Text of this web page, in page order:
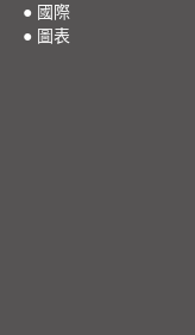
● 國際
● 圖表